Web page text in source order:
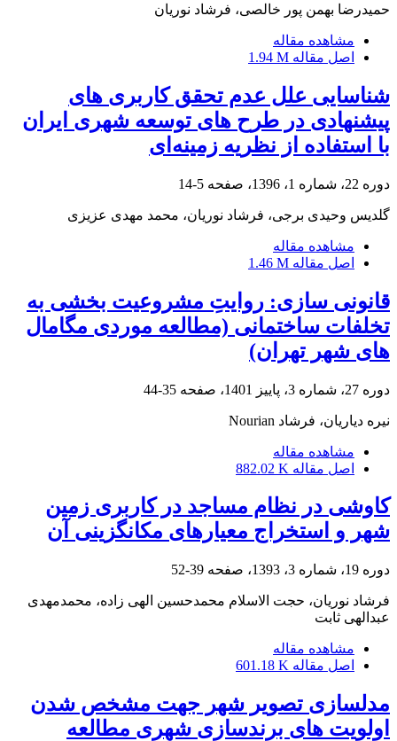
حمیدرضا بهمن پور خالصی، فرشاد نوریان
مشاهده مقاله
اصل مقاله 1.94 M
شناسایی علل عدم تحقق کاربری های
پیشنهادی در طرح های توسعه شهری ایران
با استفاده از نظریه زمینه‌ای
دوره 22، شماره 1، 1396، صفحه 5-14
گلدیس وحیدی برجی، فرشاد نوریان، محمد مهدی عزیزی
مشاهده مقاله
اصل مقاله 1.46 M
قانونی سازی: روایتِ مشروعیت بخشی به
تخلفات ساختمانی (مطالعه موردی مگامال
های شهر تهران)
دوره 27، شماره 3، پاییز 1401، صفحه 35-44
نیره دیاریان، فرشاد Nourian
مشاهده مقاله
اصل مقاله 882.02 K
کاوشی در نظام مساجد در کاربری زمین
شهر و استخراج معیارهای مکانگزینی آن
دوره 19، شماره 3، 1393، صفحه 39-52
فرشاد نوریان، حجت الاسلام محمدحسین الهی زاده، محمدمهدی
عبدالهی ثابت
مشاهده مقاله
اصل مقاله 601.18 K
مدلسازی تصویر شهر جهت مشخص شدن
اولویت های برندسازی شهری مطالعه